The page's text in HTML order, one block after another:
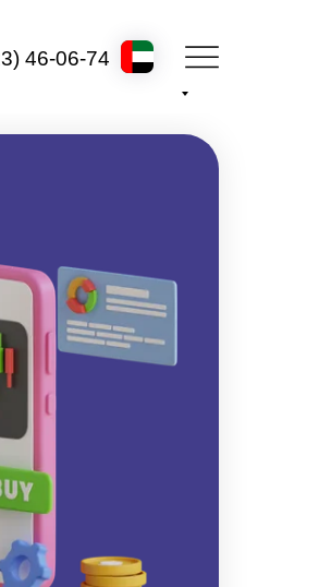
46-06-74